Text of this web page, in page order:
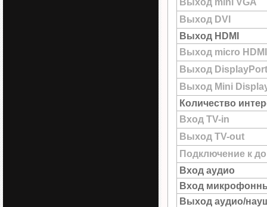
Выход mini VGA
Выход DVI
Выход HDMI
Выход micro HDMI
Выход DisplayPort
Выход Mini
Количество
Вход TV-in
Выход TV-out
Подключение к
Вход аудио
Вход
Выход аудио/